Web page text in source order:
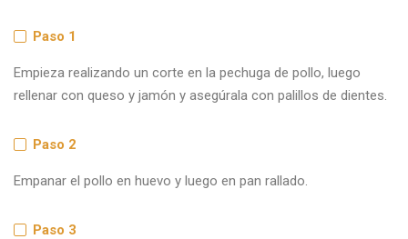
Paso 1
Empieza realizando un corte en la pechuga de pollo, luego
rellenar con queso y jamón y asegúrala con palillos de dientes.
Paso 2
Empanar el pollo en huevo y luego en pan rallado.
Paso 3